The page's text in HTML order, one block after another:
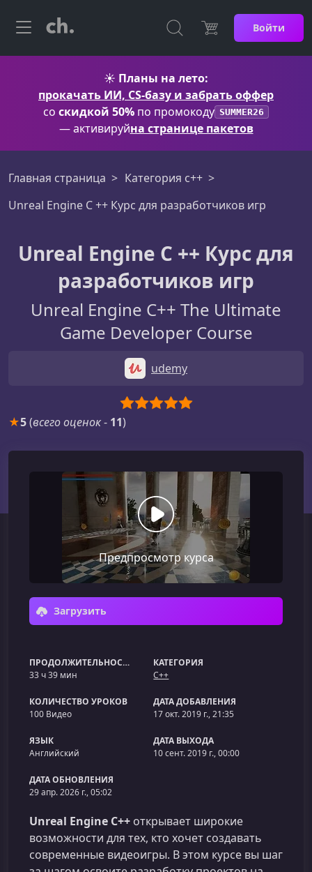
Войти
☀️ Планы на лето:
прокачать ИИ, CS-базу и забрать оффер
со скидкой 50% по промокоду SUMMER26
— активируйна странице пакетов
Главная страница
Категория c++
Unreal Engine C ++ Курс для разработчиков игр
Unreal Engine C ++ Курс для
разработчиков игр
Unreal Engine C++ The Ultimate
Game Developer Course
udemy
★5(всего оценок- 11)
Предпросмотр курса
Загрузить
ПРОДОЛЖИТЕЛЬНОСТЬ
33 ч 39 мин
КАТЕГОРИЯ
C++
КОЛИЧЕСТВО УРОКОВ
100 Видео
ДАТА ДОБАВЛЕНИЯ
17 окт. 2019 г., 21:35
ЯЗЫК
Английский
ДАТА ВЫХОДА
10 сент. 2019 г., 00:00
ДАТА ОБНОВЛЕНИЯ
29 апр. 2026 г., 05:02
Unreal Engine C++ открывает широкие
возможности для тех, кто хочет создавать
современные видеоигры. В этом курсе вы шаг